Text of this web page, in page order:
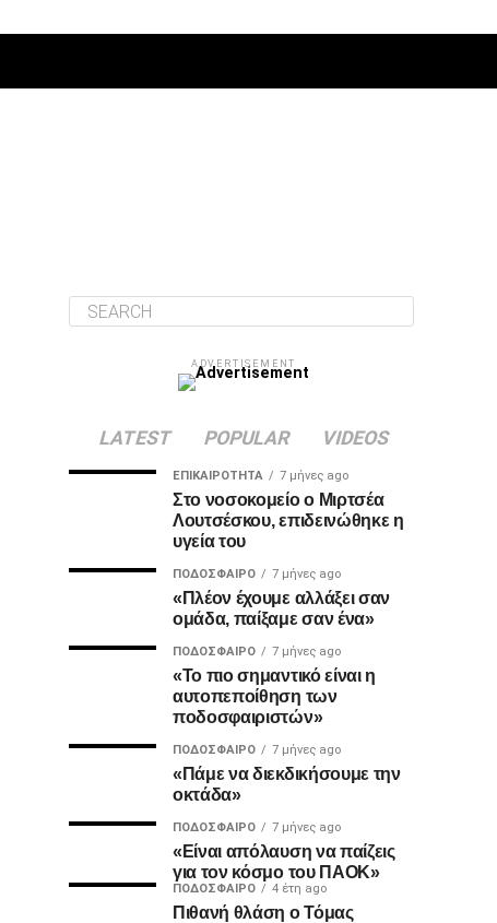
ADVERTISEMENT
LATEST POPULAR VIDEOS
ΕΠΙΚΑΙΡΌΤΗΤΑ 7 μήνες ago
Στο νοσοκομείο ο Μιρτσέα
Λουτσέσκου, επιδεινώθηκε η
υγεία του
ΠΟΔΌΣΦΑΙΡΟ 7 μήνες ago
«Πλέον έχουμε αλλάξει σαν
ομάδα, παίξαμε σαν ένα»
ΠΟΔΌΣΦΑΙΡΟ 7 μήνες ago
«Το πιο σημαντικό είναι η
αυτοπεποίθηση των
ποδοσφαιριστών»
ΠΟΔΌΣΦΑΙΡΟ 7 μήνες ago
«Πάμε να διεκδικήσουμε την
οκτάδα»
ΠΟΔΌΣΦΑΙΡΟ 7 μήνες ago
«Είναι απόλαυση να παίζεις
για τον κόσμο του ΠΑΟΚ»
ΠΟΔΌΣΦΑΙΡΟ 4 έτη ago
Πιθανή θλάση ο Τόμας